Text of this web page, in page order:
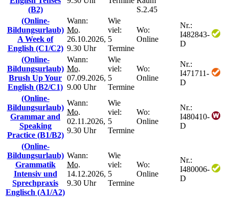
(B2)
S.2.45
(Online-
Bildungsurlaub)
A Week of
English (C1/C2)
Wann:
Mo.
26.10.2026,
9.30 Uhr
Wie
viel:
5
Termine
Wo:
Online
Nr.:
I482843-
D
(Online-
Bildungsurlaub)
Brush Up Your
English (B2/C1)
Wann:
Mo.
07.09.2026,
9.00 Uhr
Wie
viel:
5
Termine
Wo:
Online
Nr.:
I471711-
D
(Online-
Bildungsurlaub)
Grammar and
Speaking
Practice (B1/B2)
Wann:
Mo.
02.11.2026,
9.30 Uhr
Wie
viel:
5
Termine
Wo:
Online
Nr.:
I480410-
D
(Online-
Bildungsurlaub)
Grammatik
Intensiv und
Sprechpraxis
Englisch (A1/A2)
Wann:
Mo.
14.12.2026,
9.30 Uhr
Wie
viel:
5
Termine
Wo:
Online
Nr.:
I480006-
D